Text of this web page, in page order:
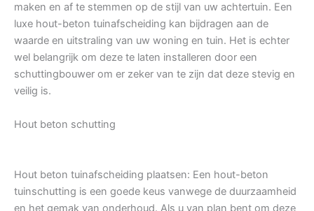
maken en af te stemmen op de stijl van uw achtertuin. Een
luxe hout-beton tuinafscheiding kan bijdragen aan de
waarde en uitstraling van uw woning en tuin. Het is echter
wel belangrijk om deze te laten installeren door een
schuttingbouwer om er zeker van te zijn dat deze stevig en
veilig is.
Hout beton schutting
Hout beton tuinafscheiding plaatsen: Een hout-beton
tuinschutting is een goede keus vanwege de duurzaamheid
en het gemak van onderhoud. Als u van plan bent om deze